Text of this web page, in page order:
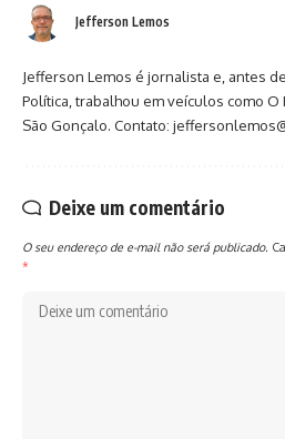
Jefferson Lemos
Jefferson Lemos é jornalista e, antes
Política, trabalhou em veículos como
São Gonçalo. Contato:
Deixe um comentário
O seu endereço de e-mail não será publicado.
*